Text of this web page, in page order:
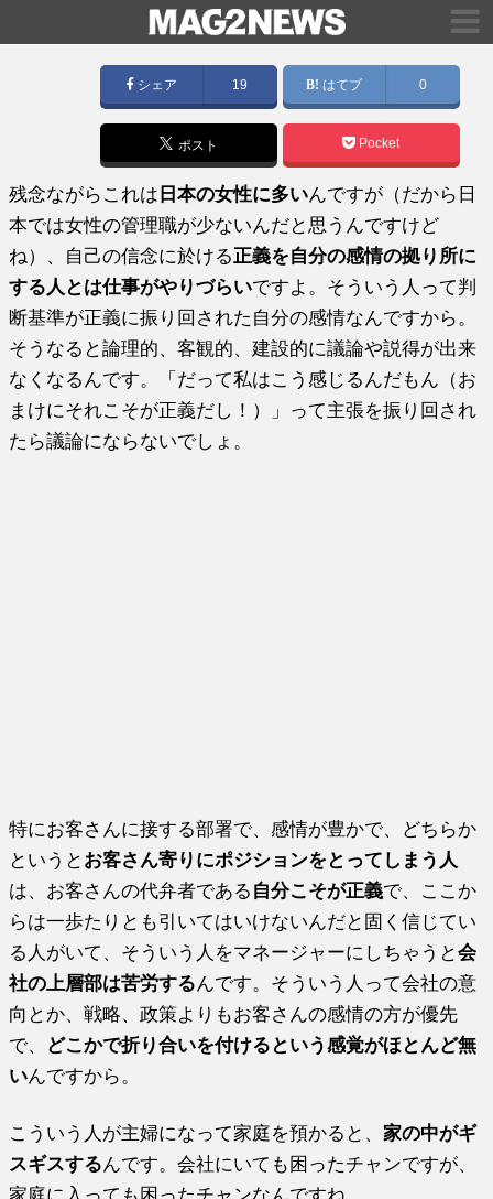
シェア 19 はてブ 0
ポスト Pocket
残念ながらこれは 日本の女性に多いんですが（だから日
本では女性の管理職が少ないんだと思うんですけど
ね）、自己の信念に於ける 正義を自分の感情の拠り所に
する人とは仕事がやりづらいですよ。そういう人って判
断基準が正義に振り回された自分の感情なんですから。
そうなると論理的、客観的、建設的に議論や説得が出来
なくなるんです。「だって私はこう感じるんだもん（お
まけにそれこそが正義だし！）」って主張を振り回され
たら議論にならないでしょ。
特にお客さんに接する部署で、感情が豊かで、どちらか
というと お客さん寄りにポジションをとってしまう人
は、お客さんの代弁者である 自分こそが正義で、ここか
らは一歩たりとも引いてはいけないんだと固く信じてい
る人がいて、そういう人をマネージャーにしちゃうと会
社の上層部は苦労するんです。そういう人って会社の意
向とか、戦略、政策よりもお客さんの感情の方が優先
で、 どこかで折り合いを付けるという感覚がほとんど無
いんですから。
こういう人が主婦になって家庭を預かると、家の中がギ
スギスするんです。会社にいても困ったチャンですが、